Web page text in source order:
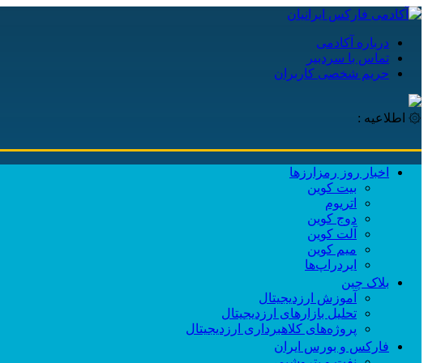
درباره آکادمی
تماس با سردبیر
حریم شخصی کاربران
۞ اطلاعیه :
اخبار روز رمزارزها
بیت کوین
اتریوم
دوج کوین
آلت کوین
میم کوین‌
ایردراپ‌ها
بلاک چین
آموزش ارزدیجیتال
تحلیل بازارهای ارزدیجیتال
پروژه‌های کلاهبرداری ارزدیجیتال
فارکس و بورس ایران